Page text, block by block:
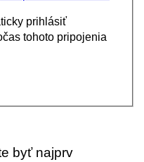
prihlásiť
tohoto pripojenia
byť najprv